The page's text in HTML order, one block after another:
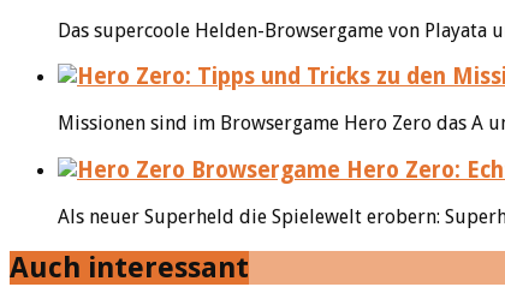
Das supercoole Helden-Browsergame von Playata
Missionen sind im Browsergame Hero Zero das A
Hero Zero:
Als neuer Superheld die Spielewelt erobern:
Auch interessant